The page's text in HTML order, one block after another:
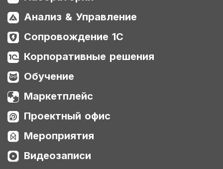
Анализ & Управление
Сопровождение 1С
Корпоративные решения
Обучение
Маркетплейс
Проектный офис
Мероприятия
Видеозаписи